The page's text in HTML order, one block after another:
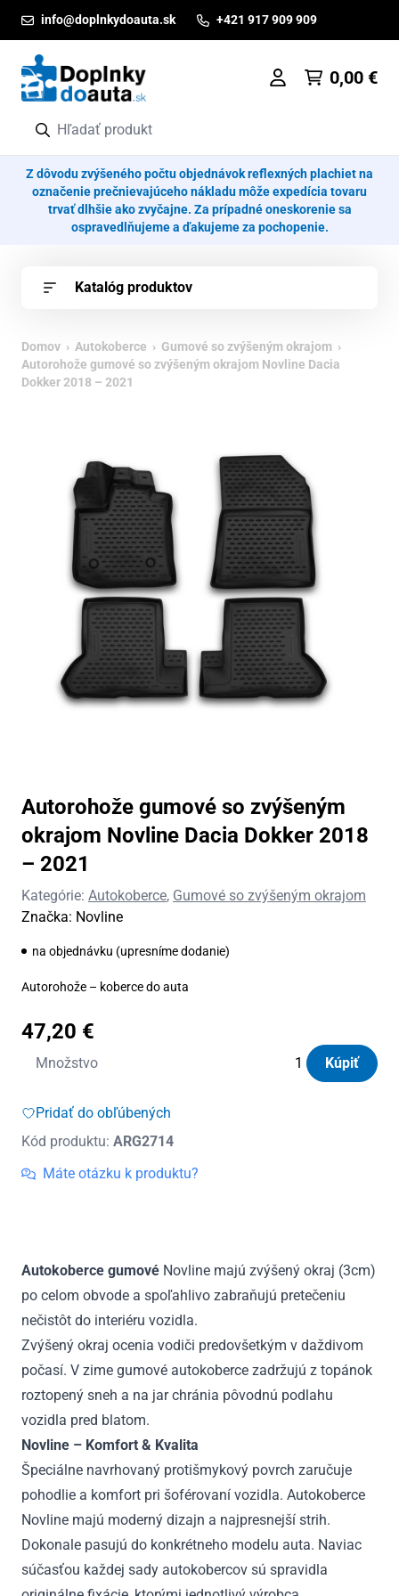
info@doplnkydoauta.sk +421 917 909 909
0,00 €
Z dôvodu zvýšeného počtu objednávok reflexných plachiet na
označenie prečnievajúceho nákladu môže expedícia tovaru
trvať dlhšie ako zvyčajne. Za prípadné oneskorenie sa
ospravedlňujeme a ďakujeme za pochopenie.
Katalóg produktov
Domov › Autokoberce › Gumové so zvýšeným okrajom ›
Autorohože gumové so zvýšeným okrajom Novline Dacia
Dokker 2018 – 2021
Autorohože gumové so zvýšeným
okrajom Novline Dacia Dokker 2018
– 2021
Kategórie: Autokoberce, Gumové so zvýšeným okrajom
Značka: Novline
na objednávku (upresníme dodanie)
Autorohože – koberce do auta
47,20 €
Množstvo
množstvo
gumové
zvýšeným
okrajom
-
2021
Kúpiť
Pridať do obľúbených
Kód produktu: ARG2714
Máte otázku k produktu?
Autokoberce gumové Novline majú zvýšený okraj (3cm)
po celom obvode a spoľahlivo zabraňujú pretečeniu
nečistôt do interiéru vozidla.
Zvýšený okraj ocenia vodiči predovšetkým v daždivom
počasí. V zime gumové autokoberce zadržujú z topánok
roztopený sneh a na jar chránia pôvodnú podlahu
vozidla pred blatom.
Novline – Komfort & Kvalita
Špeciálne navrhovaný protišmykový povrch zaručuje
pohodlie a komfort pri šoférovaní vozidla. Autokoberce
Novline majú moderný dizajn a najpresnejší strih.
Dokonale pasujú do konkrétneho modelu auta. Naviac
súčasťou každej sady autokobercov sú spravidla